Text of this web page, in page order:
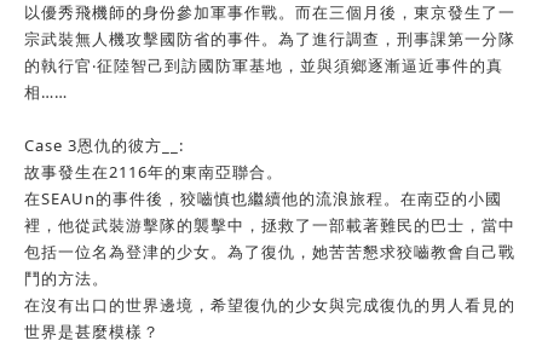
以優秀飛機師的身份參加軍事作戰。而在三個月後，東京發生了一
宗武裝無人機攻擊國防省的事件。為了進行調查，刑事課第一分隊
的執行官‧征陸智己到訪國防軍基地，並與須鄉逐漸逼近事件的真
相……
Case 3恩仇的彼方__:
故事發生在2116年的東南亞聯合。
在SEAUn的事件後，狡嚙慎也繼續他的流浪旅程。在南亞的小國
裡，他從武裝游擊隊的襲擊中，拯救了一部載著難民的巴士，當中
包括一位名為登津的少女。為了復仇，她苦苦懇求狡嚙教會自己戰
鬥的方法。
在沒有出口的世界邊境，希望復仇的少女與完成復仇的男人看見的
世界是甚麼模樣？